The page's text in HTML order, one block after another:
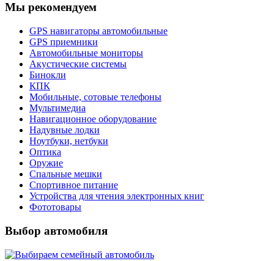
Мы рекомендуем
GPS навигаторы автомобильные
GPS приемники
Автомобильные мониторы
Акустические системы
Бинокли
КПК
Мобильные, сотовые телефоны
Мультимедиа
Навигационное оборудование
Надувные лодки
Ноутбуки, нетбуки
Оптика
Оружие
Спальные мешки
Спортивное питание
Устройства для чтения электронных книг
Фототовары
Выбор автомобиля